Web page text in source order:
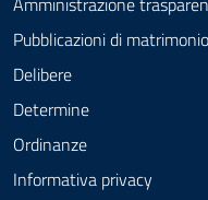
Pubblicazioni di matrimonio
Delibere
Determine
Ordinanze
Informativa privacy